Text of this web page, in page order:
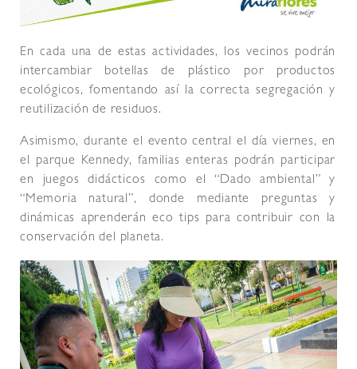
En cada una de estas actividades, los vecinos podrán
intercambiar botellas de plástico por productos
ecológicos, fomentando así la correcta segregación y
reutilización de residuos.
Asimismo, durante el evento central el día viernes, en
el parque Kennedy, familias enteras podrán participar
en juegos didácticos como el “Dado ambiental” y
“Memoria natural”, donde mediante preguntas y
dinámicas aprenderán eco tips para contribuir con la
conservación del planeta.